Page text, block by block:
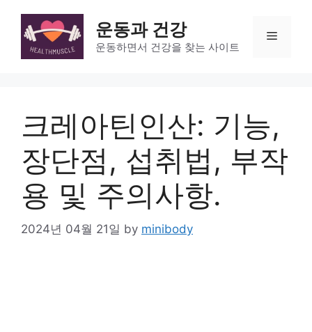
content
운동과 건강
운동하면서 건강을 찾는 사이트
Menu
크레아틴인산: 기능,
장단점, 섭취법, 부작
용 및 주의사항.
2024년 04월 21일 by minibody